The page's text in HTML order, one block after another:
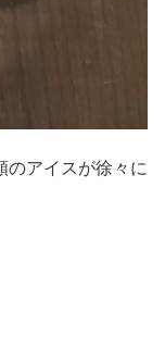
のアイスが徐々に